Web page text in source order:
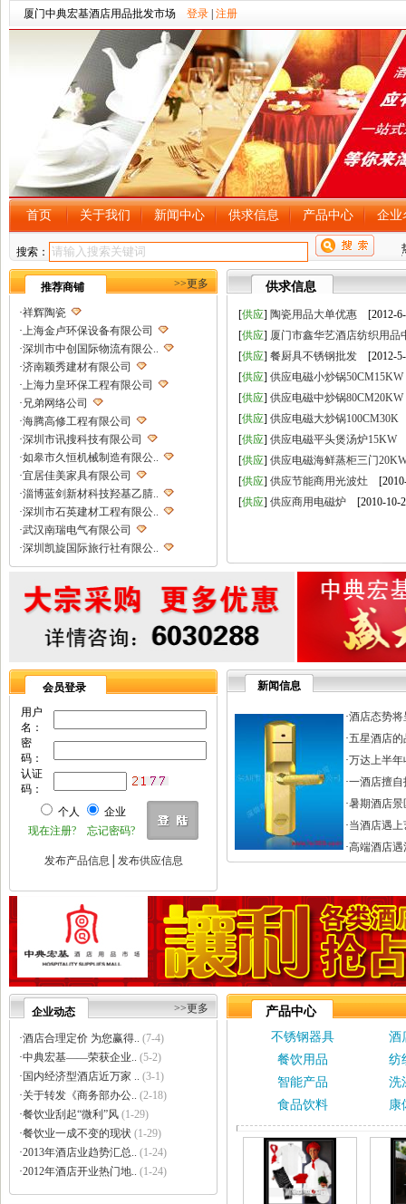
厦门中典宏基酒店用品批发市场 登录 注册
首页 关于我们 新闻中心 供求信息 产品中心 企业
搜索：
推荐商铺 >>更多
·祥辉陶瓷
·上海金卢环保设备有限公司
·深圳市中创国际物流有限公..
·济南颖秀建材有限公司
·上海力皇环保工程有限公司
· 兄弟网络公司
·海腾高修工程有限公司
·深圳市讯搜科技有限公司
·如皋市久恒机械制造有限公..
·宜居佳美家具有限公司
·淄博蓝剑新材科技羟基乙腈..
·深圳市石英建材工程有限公..
·武汉南瑞电气有限公司
·深圳凯旋国际旅行社有限公..
·重庆天鹰起重机械有限公司
宁波高新区克法拉电子科技..
内蒙古铁骑村
香港欧世敦集团有限公司
·苏州朗玛过滤器材有限公司
·聊城正亿金属材料有限公司
·巩义市国华耐火材料厂
·河南省华升矿机有限公司
·高锋新颖建材（苏州）有限..
·广州劲封行工程机械有限公..
·西安旭航电子科技有限公司
四川亿舟电器设备有限公司
巩义市瑞祥供水材料有限公..
济南云畅网络技术有限公司
洛阳大泉水处理设备有限公..
·郑州大沽贸易有限公司
东莞市立达信皮革有限公司
深圳市元世通电子有限公司
深圳市讯能电子有限公司
德州合丰液压机具有限公司
·泰州市多妮士机械制造有限..
·东莞市幸运（广印牌）印花..
·济南柏克电力设备有限公司
·沧州市德源钢管有限公司
·北京德诺和科技有限公司
·厦门立刻品牌策划有限公司
·巩义市天佑机械制造有限公..
厦门简氏商贸有限公司
祥辉陶瓷
上海金卢环保设备有限公司
深圳市中创国际物流有限公..
供求信息
[供应] 陶瓷用品大单优惠 [2012-
[供应] 厦门市鑫华艺酒店纺织用品
[供应] 餐厨具不锈钢批发 [2012-
[供应] 供应电磁小炒锅50CM15KW
[供应] 供应电磁中炒锅80CM20KW
[供应] 供应电磁大炒锅100CM30K
[供应] 供应电磁平头煲汤炉15KW
[供应] 供应电磁海鲜蒸柜三门
[供应] 供应节能商用光波灶
[供应] 供应商用电磁炉 [2010-10-
会员登录
用户
名：
密
码：
认证
码：
个人
企业
现在注册?
忘记密码?
发布产品信息 发布供应信息
新闻信息
·酒店态势
·五星酒店
·万达上半
·一酒店擅自
·暑期酒店景
·当酒店遇
·高端酒店
企业动态 >>更多
·酒店合理定价 为您赢得.. (7-4)
·中典宏基——荣获企业.. (5-2)
· 国内经济型酒店近万家 .. (3-1)
·关于转发《商务部办公.. (2-18)
·餐饮业刮起“微利”风 (1-29)
·餐饮业一成不变的现状 (1-29)
·2013年酒店业趋势汇总.. (1-24)
·2012年酒店开业热门地.. (1-24)
产品中心
不锈钢器具
酒
餐饮用品
纺
智能产品
洗
食品饮料
康